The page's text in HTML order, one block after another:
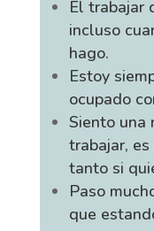
El trabajar
incluso
hago.
Estoy
ocupado
Siento una
trabajar,
tanto si
Paso
que